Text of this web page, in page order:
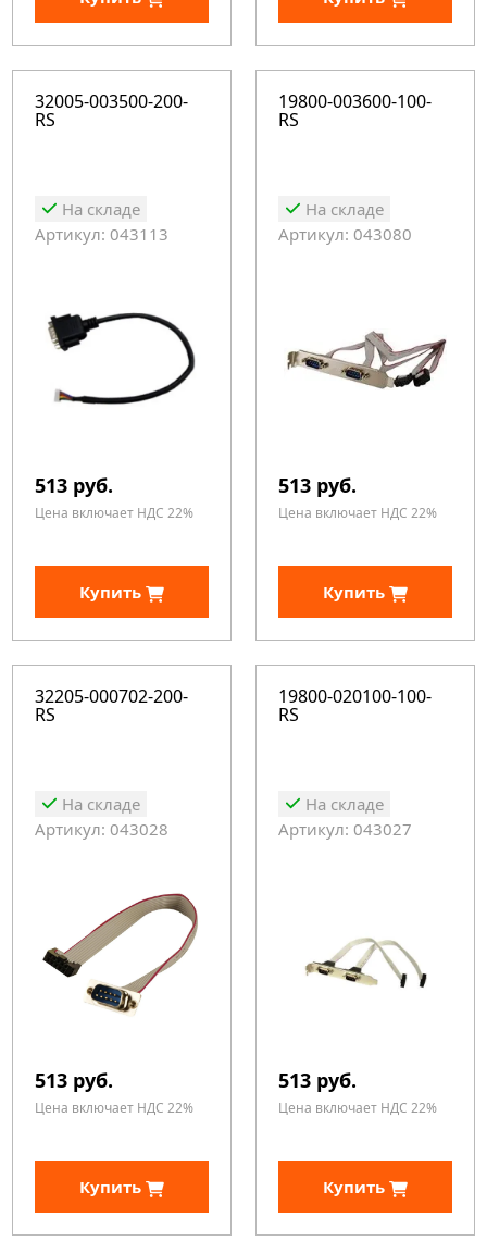
32005-003500-200-
RS
На складе
Артикул: 043113
513 руб.
Цена включает НДС 22%
Купить
19800-003600-100-
RS
На складе
Артикул: 043080
513 руб.
Цена включает НДС 22%
Купить
32205-000702-200-
RS
На складе
Артикул: 043028
513 руб.
Цена включает НДС 22%
Купить
19800-020100-100-
RS
На складе
Артикул: 043027
513 руб.
Цена включает НДС 22%
Купить